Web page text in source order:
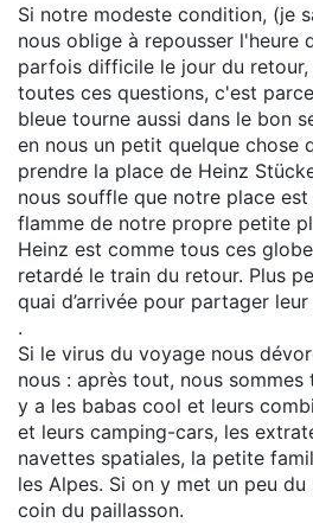
Si notre modeste condition, (je
nous oblige à repousser l'heure
parfois difficile le jour du retour,
toutes ces questions, c'est
bleue tourne aussi dans le bon
en nous un petit quelque chose
prendre la place de Heinz
nous souffle que notre place
flamme de notre propre petite
Heinz est comme tous ces
retardé le train du retour. Plus
quai d’arrivée pour partager
.
Si le virus du voyage nous
nous : après tout, nous sommes
y a les babas cool et leurs
et leurs camping-cars, les
navettes spatiales, la petite
les Alpes. Si on y met un peu du
coin du paillasson.